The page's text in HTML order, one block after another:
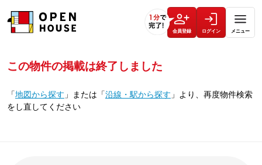
会員登録 ログイン メニュー
この物件の掲載は終了しました
「地図から探す 」 または 「沿線・駅から探す 」 より、再度物件検索
をし直してください